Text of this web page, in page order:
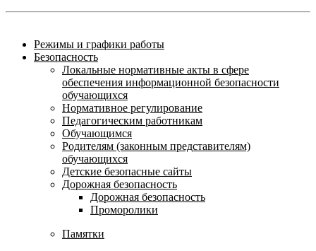
Режимы и графики работы
Безопасность
Локальные нормативные акты в сфере
обеспечения информационной безопасности
обучающихся
Нормативное регулирование
Педагогическим работникам
Обучающимся
Родителям (законным представителям)
обучающихся
Детские безопасные сайты
Дорожная безопасность
Дорожная безопасность
Проморолики
Памятки